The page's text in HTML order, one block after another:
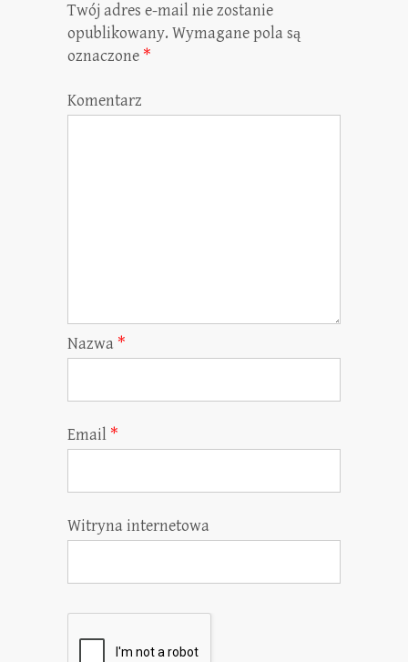
Twój adres e-mail nie zostanie
opublikowany. Wymagane pola są
oznaczone *
Komentarz
Nazwa *
Email *
Witryna internetowa